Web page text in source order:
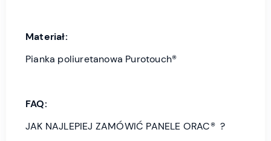
Materiał:
Pianka poliuretanowa Purotouch®
FAQ:
JAK NAJLEPIEJ ZAMÓWIĆ PANELE ORAC® ?